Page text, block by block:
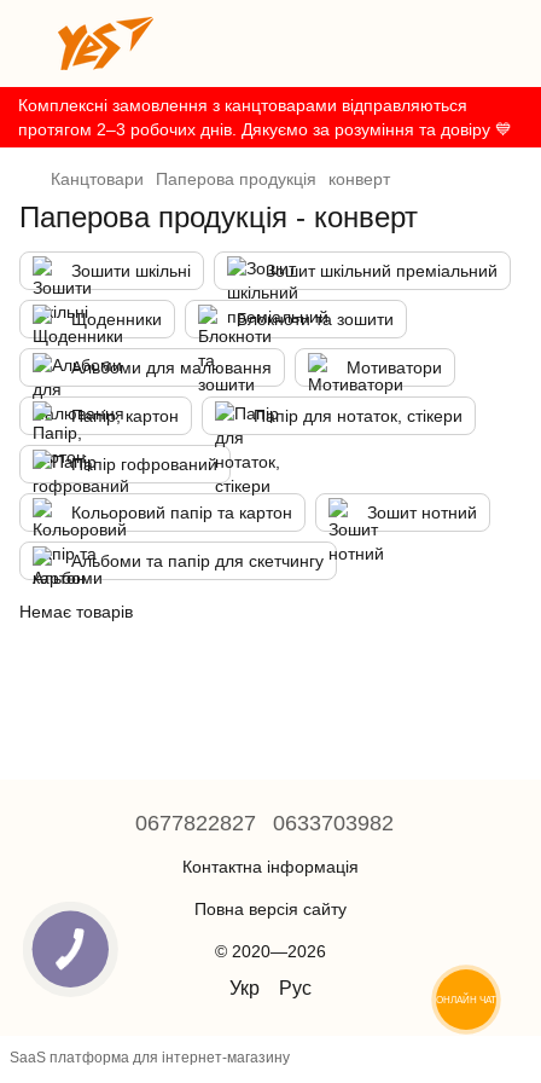
Комплексні замовлення з канцтоварами відправляються
протягом 2–3 робочих днів. Дякуємо за розуміння та довіру 💙
Канцтовари Паперова продукція конверт
Паперова продукція - конверт
Зошити шкільні Зошит шкільний преміальний
Щоденники Блокноти та зошити
Альбоми для малювання Мотиватори
Папір, картон Папір для нотаток, стікери
Папір гофрований
Кольоровий папір та картон Зошит нотний
Альбоми та папір для скетчингу
Немає товарів
0677822827 0633703982
Контактна інформація
Повна версія сайту
© 2020—2026
Укр Рус
SaaS платформа для інтернет-магазину
ОНЛАЙН ЧАТ